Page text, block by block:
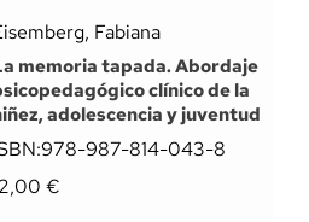
Fabiana
memoria tapada. Abordaje
clínico de la
adolescencia y juventud
978-987-814-043-8
€